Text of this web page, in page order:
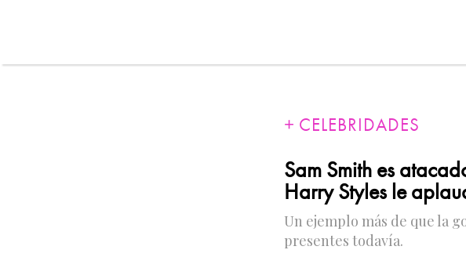
CELEBRIDADES
Sam Smith es
Harry Styles le
Un ejemplo más de que la
presentes todavía.